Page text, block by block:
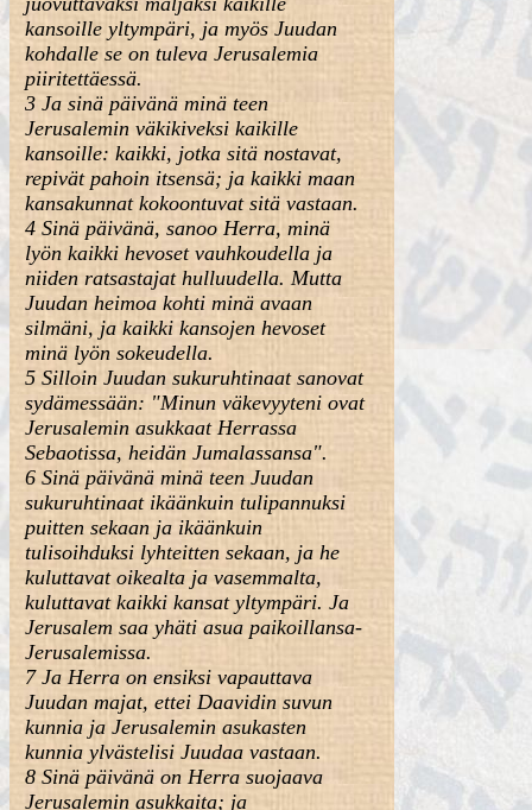
kansoille yltympäri, ja myös Juudan
kohdalle se on tuleva Jerusalemia
piiritettäessä.
3 Ja sinä päivänä minä teen
Jerusalemin väkikiveksi kaikille
kansoille: kaikki, jotka sitä nostavat,
repivät pahoin itsensä; ja kaikki maan
kansakunnat kokoontuvat sitä vastaan.
4 Sinä päivänä, sanoo Herra, minä
lyön kaikki hevoset vauhkoudella ja
niiden ratsastajat hulluudella. Mutta
Juudan heimoa kohti minä avaan
silmäni, ja kaikki kansojen hevoset
minä lyön sokeudella.
5 Silloin Juudan sukuruhtinaat sanovat
sydämessään: "Minun väkevyyteni ovat
Jerusalemin asukkaat Herrassa
Sebaotissa, heidän Jumalassansa".
6 Sinä päivänä minä teen Juudan
sukuruhtinaat ikäänkuin tulipannuksi
puitten sekaan ja ikäänkuin
tulisoihduksi lyhteitten sekaan, ja he
kuluttavat oikealta ja vasemmalta,
kuluttavat kaikki kansat yltympäri. Ja
Jerusalem saa yhäti asua paikoillansa-
Jerusalemissa.
7 Ja Herra on ensiksi vapauttava
Juudan majat, ettei Daavidin suvun
kunnia ja Jerusalemin asukasten
kunnia ylvästelisi Juudaa vastaan.
8 Sinä päivänä on Herra suojaava
Jerusalemin asukkaita; ja